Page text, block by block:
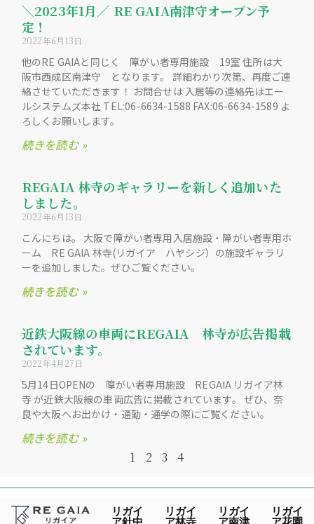
＼2023年1月／ RE GAIA南津守オープン予
定！
2022年6月13日
他のRE GAIAと同じく 障がい者専用施設 19室 住所は大
阪市西成区南津守 となります。 詳細わかり次第、再度ご連
絡させていただきます！ お問合せは 入居等の連絡先はエー
ルシステムズ本社 TEL:06-6634-1588 FAX:06-6634-1589 よ
ろしくお願いします。
続きを読む »
REGAIA 林寺のギャラリーを新しく追加いた
しました。
2022年6月13日
こんにちは。 大阪で障がい者専用入居施設・障がい者専用ホ
ーム RE GAIA 林寺(リガイア ハヤシジ）の施設ギャラリ
ーを追加しました。ぜひご覧ください。
続きを読む »
近鉄大阪線の車両にREGAIA 林寺が広告掲載
されています。
2022年4月27日
5月14日OPENの 障がい者専用施設 REGAIA リガイア林
寺 が近鉄大阪線の車両広告に掲載されています。 ぜひ、奈
良や大阪へお出かけ・通勤・通学の際にご覧ください。
続きを読む »
1 2 3 4
リガイ
ア針中
リガイ
ア林寺
リガイ
ア南津
リガイ
ア花園